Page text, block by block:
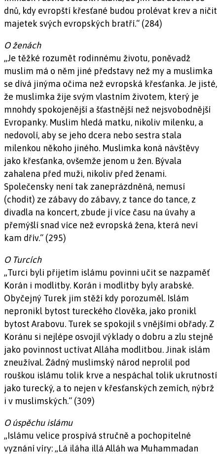
dnů, kdy evropští křesťané budou prolévat krev a ničit
majetek svých evropských bratří.“ (284)
O ženách
„Je těžké rozumět rodinnému životu, poněvadž
muslim má o něm jiné představy než my a muslimka
se dívá jinýma očima než evropská křesťanka. Je jisté,
že muslimka žije svým vlastním životem, který je
mnohdy spokojenější a šťastnější než nejsvobodnější
Evropanky. Muslim hledá matku, nikoliv milenku, a
nedovolí, aby se jeho dcera nebo sestra stala
milenkou někoho jiného. Muslimka koná návštěvy
jako křesťanka, ovšemže jenom u žen. Bývala
zahalena před muži, nikoliv před ženami.
Společensky není tak zaneprázdněná, nemusí
(chodit) ze zábavy do zábavy, z tance do tance, z
divadla na koncert, zbude jí více času na úvahy a
přemýšlí snad více než evropská žena, která neví
kam dřív.“ (295)
O Turcích
„Turci byli přijetím islámu povinni učit se nazpaměť
Korán i modlitby. Korán i modlitby byly arabské.
Obyčejný Turek jim stěží kdy porozuměl. Islám
nepronikl bytost tureckého člověka, jako pronikl
bytost Arabovu. Turek se spokojil s vnějšími obřady. Z
Koránu si nejlépe osvojil výklady o dobru a zlu stejně
jako povinnost uctívat Alláha modlitbou. Jinak islám
zneužíval. Žádný muslimský národ neprolil pod
rouškou islámu tolik krve a nespáchal tolik ukrutností
jako turecký, a to nejen v křesťanských zemích, nýbrž
i v muslimských.“ (309)
O úspěchu islámu
„Islámu velice prospívá stručně a pochopitelné
vyznání víry: „Lá iláha illá Alláh wa Muhammadan